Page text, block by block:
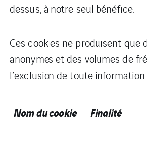
dessus, à notre seul bénéfice.
Ces cookies ne produisent que
anonymes et des volumes de
l’exclusion de toute
Nom du cookie Finalité